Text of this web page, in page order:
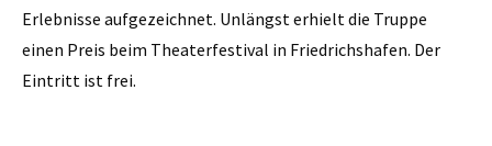
Erlebnisse aufgezeichnet. Unlängst erhielt die Truppe
einen Preis beim Theaterfestival in Friedrichshafen. Der
Eintritt ist frei.